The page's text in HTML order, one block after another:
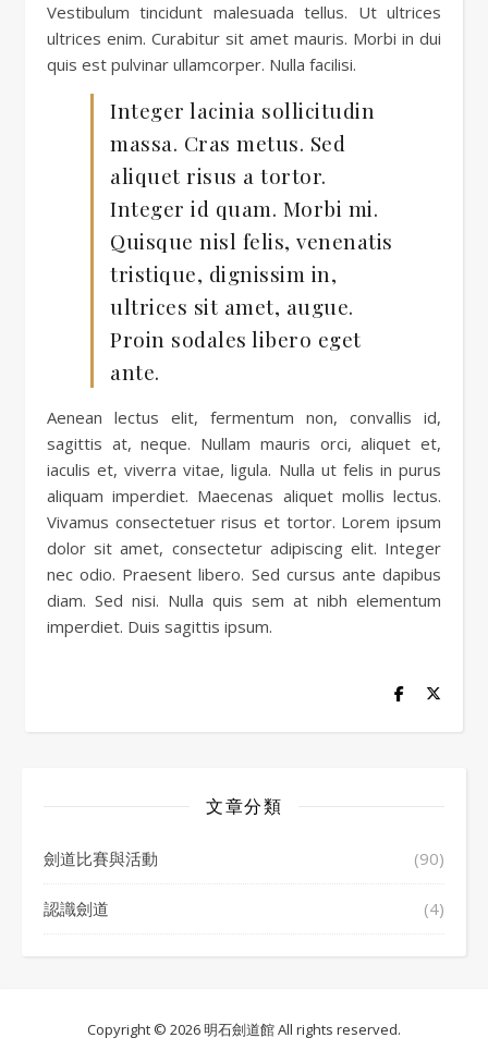
Vestibulum tincidunt malesuada tellus. Ut ultrices
ultrices enim. Curabitur sit amet mauris. Morbi in dui
quis est pulvinar ullamcorper. Nulla facilisi.
Integer lacinia sollicitudin
massa. Cras metus. Sed
aliquet risus a tortor.
Integer id quam. Morbi mi.
Quisque nisl felis, venenatis
tristique, dignissim in,
ultrices sit amet, augue.
Proin sodales libero eget
ante.
Aenean lectus elit, fermentum non, convallis id,
sagittis at, neque. Nullam mauris orci, aliquet et,
iaculis et, viverra vitae, ligula. Nulla ut felis in purus
aliquam imperdiet. Maecenas aliquet mollis lectus.
Vivamus consectetuer risus et tortor. Lorem ipsum
dolor sit amet, consectetur adipiscing elit. Integer
nec odio. Praesent libero. Sed cursus ante dapibus
diam. Sed nisi. Nulla quis sem at nibh elementum
imperdiet. Duis sagittis ipsum.
文章分類
劍道比賽與活動 (90)
認識劍道 (4)
Copyright © 2026 明石劍道館 All rights reserved.